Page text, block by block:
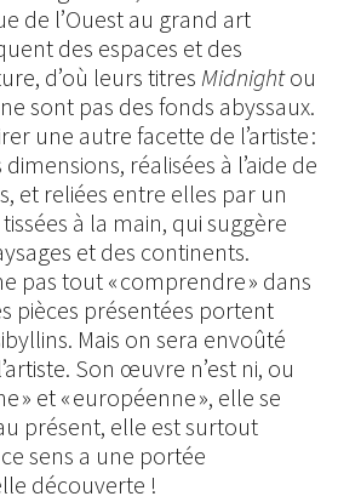
de l’Ouest au grand art
des espaces et des
d’où leurs titres Midnightou
sont pas des fonds abyssaux.
une autre facette de l’artiste :
réalisées à l’aide de
et reliées entre elles par un
à la main, qui suggère
et des continents.
pas tout « comprendre » dans
pièces présentées portent
Mais on sera envoûté
Son œuvre n’est ni, ou
» et « européenne », elle se
présent, elle est surtout
sens a une portée
découverte !